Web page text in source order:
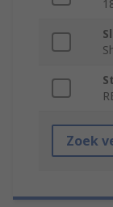
Zoek